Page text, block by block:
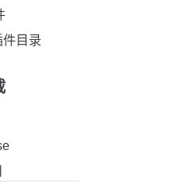
目录